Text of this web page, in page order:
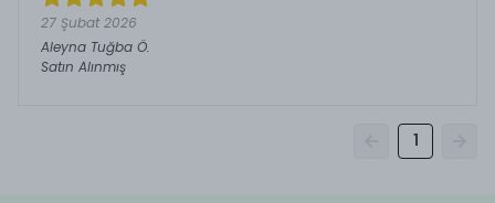
27 Şubat 2026
Aleyna Tuğba Ö.
Satın Alınmış
1